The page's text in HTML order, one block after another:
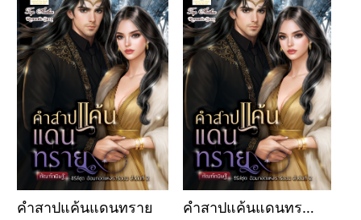
คำสาปแค้นแดนทราย
คำสาปแค้นแดนทราย